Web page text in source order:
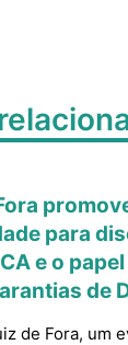
para
e o
de
de Fora, um